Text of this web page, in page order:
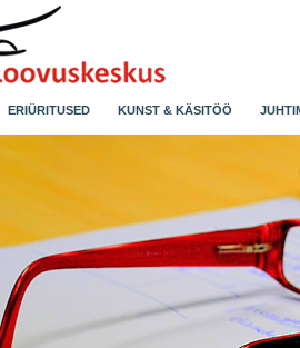
ERIÜRITUSED KUNST & KÄSITÖÖ